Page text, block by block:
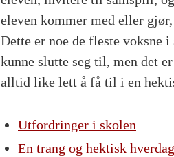
eleven kommer med eller
Dette er noe de fleste voksne
kunne slutte seg til, men det
alltid like lett å få til i en
Utfordringer i skolen
En trang og hektisk hverdag